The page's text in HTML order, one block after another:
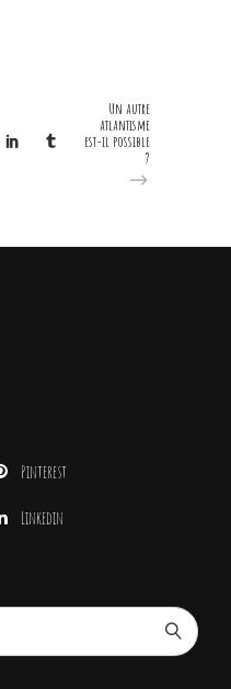
Un autre
atlantisme
est-il possible
?
Pinterest
Linkedin